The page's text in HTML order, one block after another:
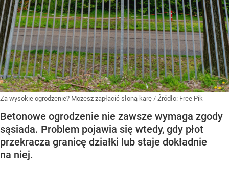
Za wysokie ogrodzenie? Możesz zapłacić słoną karę / Źródło: Free Pik
Betonowe ogrodzenie nie zawsze wymaga zgody
sąsiada. Problem pojawia się wtedy, gdy płot
przekracza granicę działki lub staje dokładnie
na niej.